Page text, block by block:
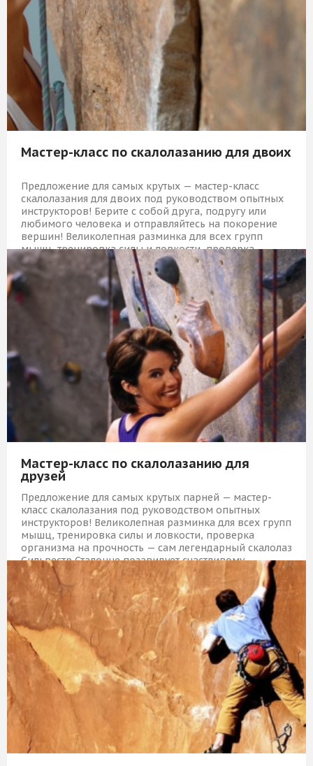
Мастер-класс по скалолазанию для двоих
Предложение для самых крутых — мастер-класс
скалолазания для двоих под руководством опытных
инструкторов! Берите с собой друга, подругу или
любимого человека и отправляйтесь на покорение
вершин! Великолепная разминка для всех групп
мышц, тренировка силы и ловкости, проверка
организма на прочность — сам легендарный скалолаз
Сильвестр Сталонне позавидует счастливым
обладателям этого подарка.
КУПИТЬ
Мастер-класс по скалолазанию для
друзей
Предложение для самых крутых парней — мастер-
класс скалолазания под руководством опытных
инструкторов! Великолепная разминка для всех групп
мышц, тренировка силы и ловкости, проверка
организма на прочность — сам легендарный скалолаз
Сильвестр Сталонне позавидует счастливому
обладателю этого подарка!
19 709 Р КУПИТЬ